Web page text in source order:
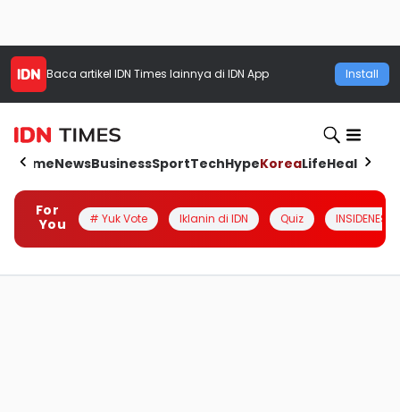
Baca artikel IDN Times lainnya di IDN App Install
HomeNewsBusinessSportTechHypeKoreaLifeHealth
For
You
# Yuk Vote Iklanin di IDN Quiz INSIDENESIA